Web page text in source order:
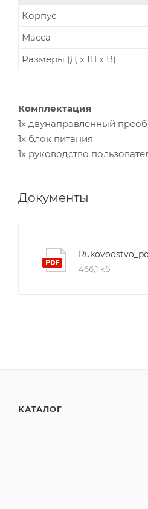
Корпус
Масса
Размеры (Д х Ш х В)
Комплектация
1х двунаправленный
1х блок питания
1x руководство
Документы
466,1 кб
КАТАЛОГ